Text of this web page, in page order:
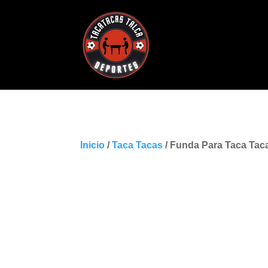
Inicio /Taca Tacas / Funda Para Taca